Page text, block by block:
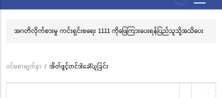
မှု ကင်းရှင်းစရေး 1111 ကိုဖြေကြားပေးရန်ပြည်သူသို့အသိပေး
လွိုင်ကော်မြို့၊ သမိုင်
Breadcrumb
ပင်မစာမျက်နှာ / အိတ်ဖွင့်တင်ဒါခေါ်ယူခြင်း